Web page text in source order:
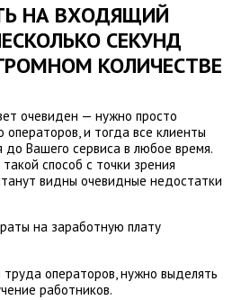
НА ВХОДЯЩИЙ
СЕКУНД
КОЛИЧЕСТВЕ
очевиден — нужно просто
операторов, и тогда все клиенты
до Вашего сервиса в любое время.
способ с точки зрения
видны очевидные недостатки
на заработную плату
операторов, нужно выделять
работников.